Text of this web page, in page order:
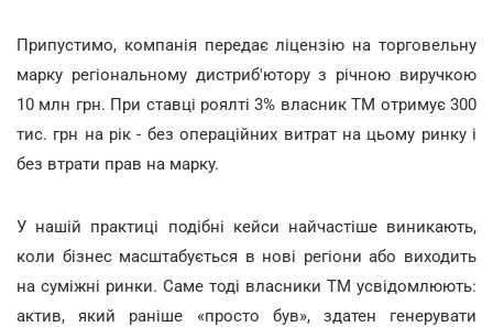
Припустимо, компанія передає ліцензію на торговельну
марку регіональному дистриб'ютору з річною виручкою
10 млн грн. При ставці роялті 3% власник ТМ отримує 300
тис. грн на рік - без операційних витрат на цьому ринку і
без втрати прав на марку.
У нашій практиці подібні кейси найчастіше виникають,
коли бізнес масштабується в нові регіони або виходить
на суміжні ринки. Саме тоді власники ТМ усвідомлюють:
актив, який раніше «просто був», здатен генерувати